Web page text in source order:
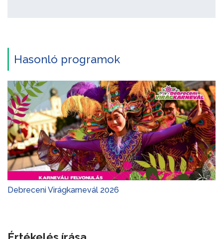
Hasonló programok
Debreceni Virágkarnevál 2026